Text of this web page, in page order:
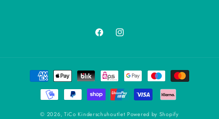
FacebookInstagram
Zahlungsmethoden
© 2026, TiCo Kinderschuhoutlet Powered by Shopify